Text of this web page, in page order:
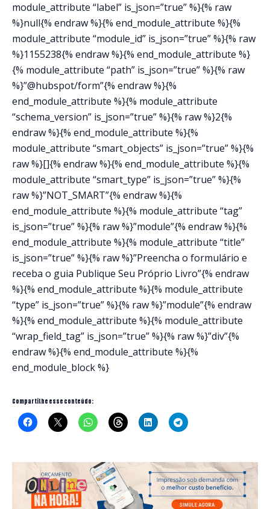
module_attribute “label” is_json=”true” %}{% raw
%}null{% endraw %}{% end_module_attribute %}{%
module_attribute “module_id” is_json=”true” %}{% raw
%}1155238{% endraw %}{% end_module_attribute %}
{% module_attribute “path” is_json=”true” %}{% raw
%}”@hubspot/form”{% endraw %}{%
end_module_attribute %}{% module_attribute
“schema_version” is_json=”true” %}{% raw %}2{%
endraw %}{% end_module_attribute %}{%
module_attribute “smart_objects” is_json=”true” %}{%
raw %}[]{% endraw %}{% end_module_attribute %}{%
module_attribute “smart_type” is_json=”true” %}{%
raw %}”NOT_SMART”{% endraw %}{%
end_module_attribute %}{% module_attribute “tag”
is_json=”true” %}{% raw %}”module”{% endraw %}{%
end_module_attribute %}{% module_attribute “title”
is_json=”true” %}{% raw %}”Preencha o formulário e
receba o guia Publique Seu Próprio Livro”{% endraw
%}{% end_module_attribute %}{% module_attribute
“type” is_json=”true” %}{% raw %}”module”{% endraw
%}{% end_module_attribute %}{% module_attribute
“wrap_field_tag” is_json=”true” %}{% raw %}”div”{%
endraw %}{% end_module_attribute %}{%
end_module_block %}
Compartilhe esse conteúdo: